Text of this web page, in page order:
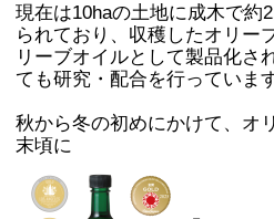
現在は10haの土地に成木で約
られており、収穫したオリー
リーブオイルとして製品化さ
ても研究・配合を行っています
秋から冬の初めにかけて、オ
末頃に